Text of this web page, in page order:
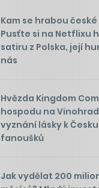
Kam se hrabou
Pusťte si na Netflixu
satiru z Polska, její
nás
Hvězda Kingdom
hospodu na
vyznání lásky k
fanoušků
Jak vydělat 200